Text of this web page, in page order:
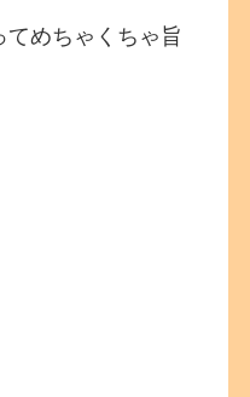
てめちゃくちゃ旨